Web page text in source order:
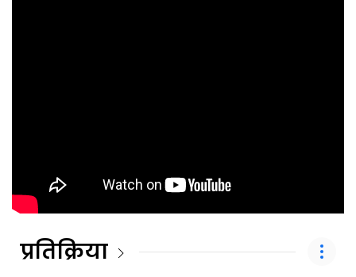
प्रतिक्रिया